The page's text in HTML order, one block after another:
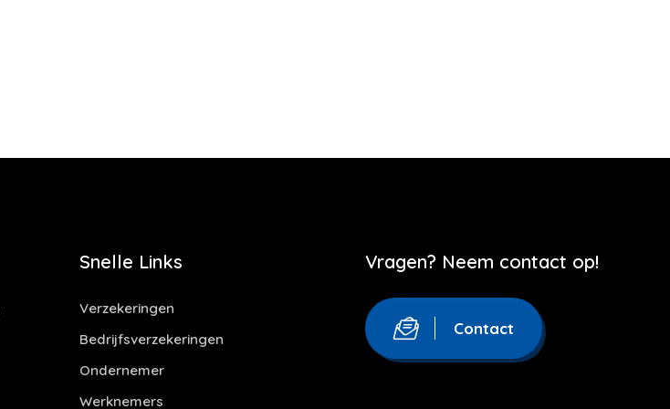
Snelle Links
Verzekeringen
Bedrijfsverzekeringen
Ondernemer
Werknemers
Vragen? Neem contact op!
Contact